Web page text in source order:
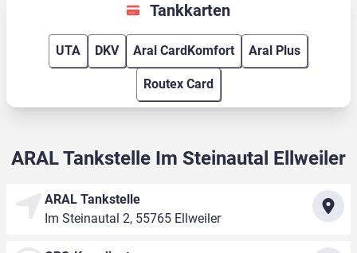
Tankkarten
UTA DKV Aral CardKomfort Aral Plus
Routex Card
ARAL Tankstelle Im Steinautal Ellweiler
ARAL Tankstelle
Im Steinautal 2, 55765 Ellweiler